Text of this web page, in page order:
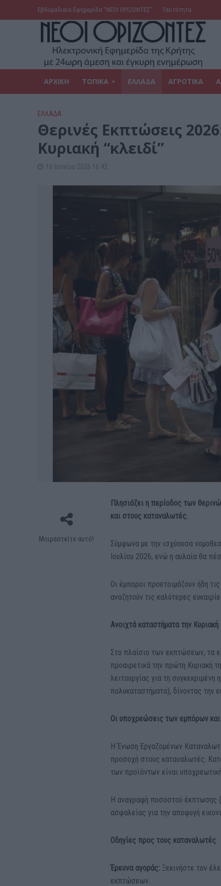
Εβδομαδιαία Εφημερίδα ‘’ΝΕΟΙ ΟΡΙΖΟΝΤΕΣ’’ Ταυτότητα
ΑΡΧΙΚΗ ΤΟΠΙΚΑ ΕΛΛΑΔΑ ΑΓΡΟΤΙΚΑ
ΕΛΛΑΔΑ
Θερινές Εκπτώσεις
Κυριακή “κλειδί”
16 Ιουνίου 2026 16:42
Μοιραστείτε αυτό!
Πλησιάζει η περίοδος των
και στους καταναλωτές.
Σύμφωνα με την ισχύουσα
Ιουλίου 2026, ενώ η αυλαία θα
Οι έμποροι προετοιμάζουν ήδη
αναζητούν τις καλύτερες
Ανοιχτά καταστήματα την Κυριακή
Στο πλαίσιο των εκπτώσεων, τα
προαιρετικά την πρώτη Κυριακή
λειτουργίας για τη
πολυκαταστήματα), δίνοντας την
Οι υποχρεώσεις των εμπόρων και
Η Ένωση Εργαζομένων
προσοχή στους καταναλωτές.
των προϊόντων είναι
Η αναγραφή ποσοστού έκπτωσης
ασφαλείας για την αποφυγή
Οδηγίες προς τους καταναλωτές
Έρευνα αγοράς: Ξεκινήστε τον
εκπτώσεων.